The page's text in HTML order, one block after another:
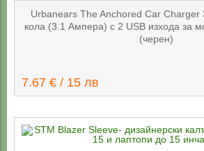
Urbanears The Anchored Car Charger
кола (3.1 Aмпера) с 2 USB изхода за
(черен)
7.67 € / 15 лв